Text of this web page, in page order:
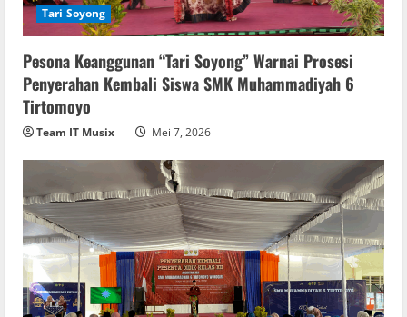
Tari Soyong
Pesona Keanggunan “Tari Soyong” Warnai Prosesi
Penyerahan Kembali Siswa SMK Muhammadiyah 6
Tirtomoyo
Team IT Musix Mei 7, 2026